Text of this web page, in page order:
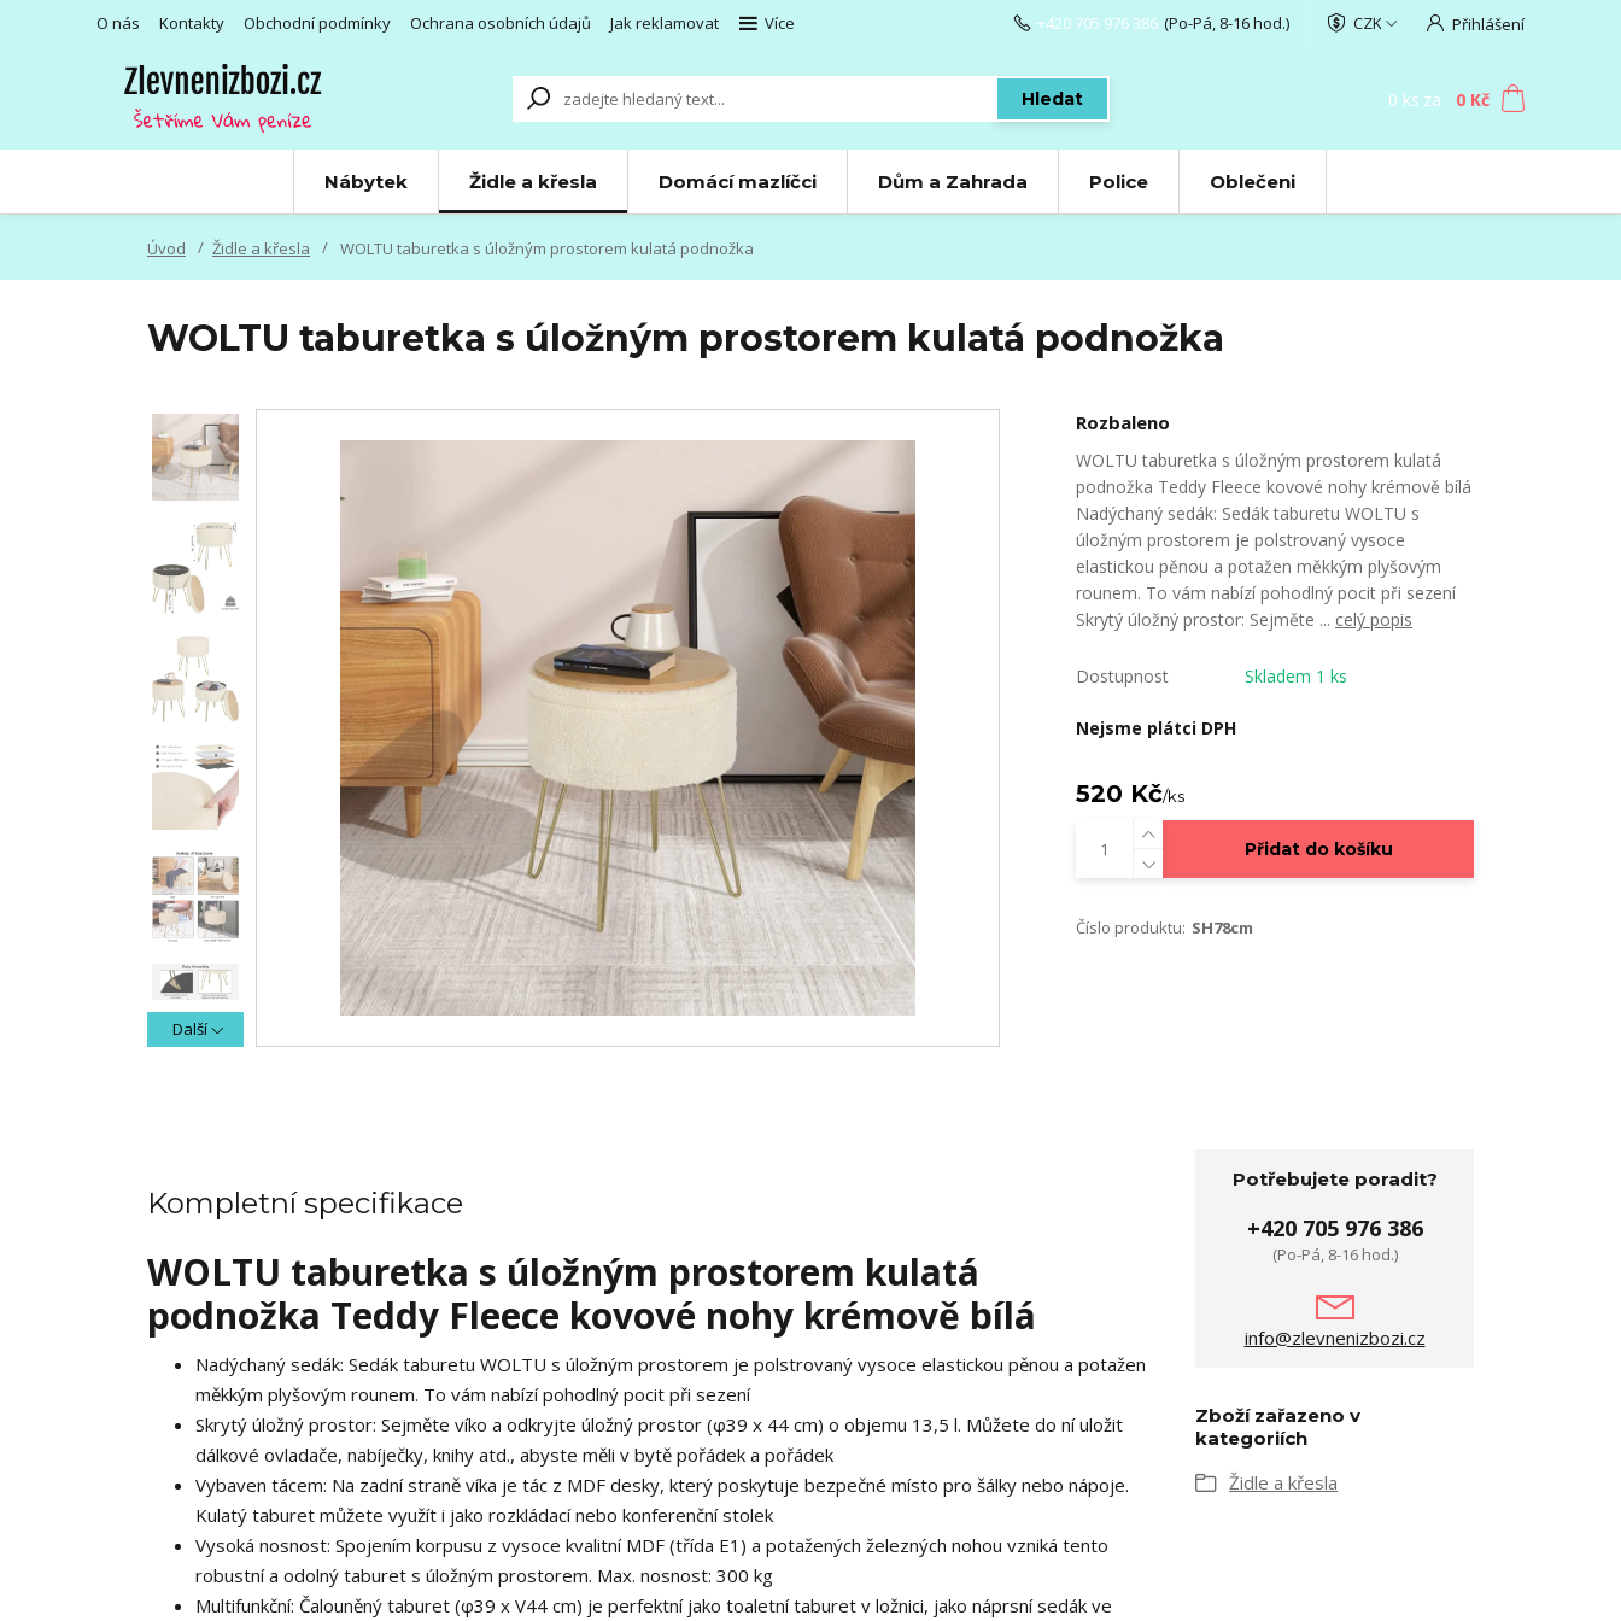
O nás Kontakty Obchodní podmínky Ochrana osobních údajů Jak reklamovat Více CZK Přihlášení
Hledat
+420 705 976 386 (Po-Pá, 8-16 hod.)
0 ks za 0 Kč
Nábytek Židle a křesla Domácí mazlíčci Dům a Zahrada Police Oblečeni
Úvod Židle a křesla WOLTU taburetka s úložným prostorem kulatá podnožka
WOLTU taburetka s úložným prostorem kulatá podnožka
Další
Rozbaleno
WOLTU taburetka s úložným prostorem kulatá
podnožka Teddy Fleece kovové nohy krémově bílá
Nadýchaný sedák: Sedák taburetu WOLTU s
úložným prostorem je polstrovaný vysoce
elastickou pěnou a potažen měkkým plyšovým
rounem. To vám nabízí pohodlný pocit při sezení
Skrytý úložný prostor: Sejměte ... celý popis
Dostupnost Skladem 1 ks
Nejsme plátci DPH
520 Kč/ks
Přidat do košíku
Číslo produktu: SH78cm
Kompletní specifikace
WOLTU taburetka s úložným prostorem kulatá
podnožka Teddy Fleece kovové nohy krémově bílá
Nadýchaný sedák: Sedák taburetu WOLTU s úložným prostorem je polstrovaný vysoce elastickou pěnou a potažen
měkkým plyšovým rounem. To vám nabízí pohodlný pocit při sezení
Skrytý úložný prostor: Sejměte víko a odkryjte úložný prostor (φ39 x 44 cm) o objemu 13,5 l. Můžete do ní uložit
dálkové ovladače, nabíječky, knihy atd., abyste měli v bytě pořádek a pořádek
Vybaven tácem: Na zadní straně víka je tác z MDF desky, který poskytuje bezpečné místo pro šálky nebo nápoje.
Kulatý taburet můžete využít i jako rozkládací nebo konferenční stolek
Vysoká nosnost: Spojením korpusu z vysoce kvalitní MDF (třída E1) a potažených železných nohou vzniká tento
robustní a odolný taburet s úložným prostorem. Max. nosnost: 300 kg
Multifunkční: Čalouněný taburet (φ39 x V44 cm) je perfektní jako toaletní taburet v ložnici, jako náprsní sedák ve
Potřebujete poradit?
+420 705 976 386
(Po-Pá, 8-16 hod.)
info@zlevnenizbozi.cz
Zboží zařazeno v
kategoriích
Židle a křesla